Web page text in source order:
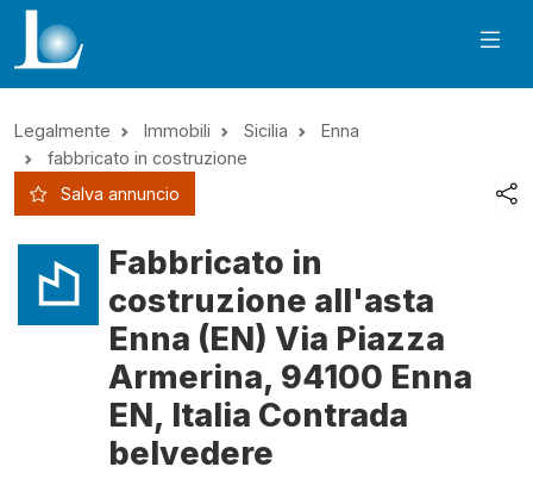
Legalmente Immobili Sicilia
Enna
fabbricato in costruzione
Salva annuncio
Fabbricato in
costruzione all'asta
Enna (EN) Via Piazza
Armerina, 94100 Enna
EN, Italia Contrada
belvedere